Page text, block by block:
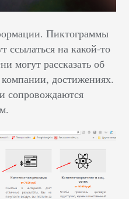
Пиктограммы
ссылаться на какой-то
могут рассказать об
достижениях.
сопровождаются